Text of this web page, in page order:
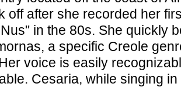
off after she recorded her
in the 80s. She quickly
a specific Creole
voice is easily
Cesaria, while singing